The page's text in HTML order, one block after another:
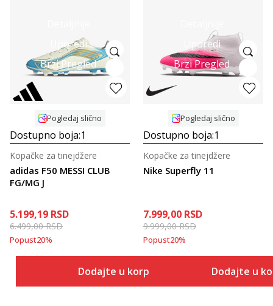
Uporedi
Brzi Pregled
Pogledaj slično
Dostupno boja:1
adidas F50 MESSI CLUB
FG/MG J
Kopačke za tinejdžere
5.199,19 RSD
6.499,00RSD
Popust20%
Dodajte u korpu
Uporedi
Brzi Pregled
Pogledaj slično
Dostupno boja:1
Nike Superfly 11
Kopačke za tinejdžere
7.999,00 RSD
9.999,00RSD
Popust20%
Dodajte u